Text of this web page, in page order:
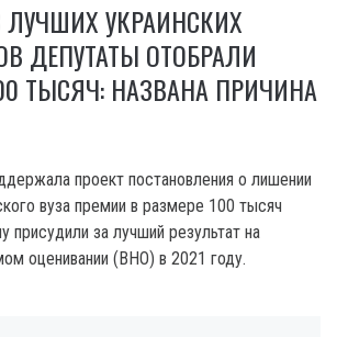
УКРАИНСКИХ
ДЕПУТАТЫ ОТОБРАЛИ
ТЫСЯЧ: НАЗВАНА ПРИЧИНА
проект постановления о лишении
вуза премии в размере 100 тысяч
присудили за лучший результат на
оценивании (ВНО) в 2021 году.